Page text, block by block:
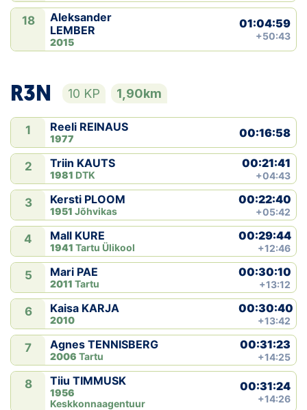
18
Aleksander
LEMBER
2015
01:04:59
+50:43
R3N 10 KP 1,90km
1 Reeli REINAUS
1977 00:16:58
2 Triin KAUTS
1981 DTK
00:21:41
+04:43
3 Kersti PLOOM
1951 Jõhvikas
00:22:40
+05:42
4 Mall KURE
1941 Tartu Ülikool
00:29:44
+12:46
5 Mari PAE
2011 Tartu
00:30:10
+13:12
6 Kaisa KARJA
2010
00:30:40
+13:42
7 Agnes TENNISBERG
2006 Tartu
00:31:23
+14:25
8 Tiiu TIMMUSK
1956
Keskkonnaagentuur
00:31:24
+14:26